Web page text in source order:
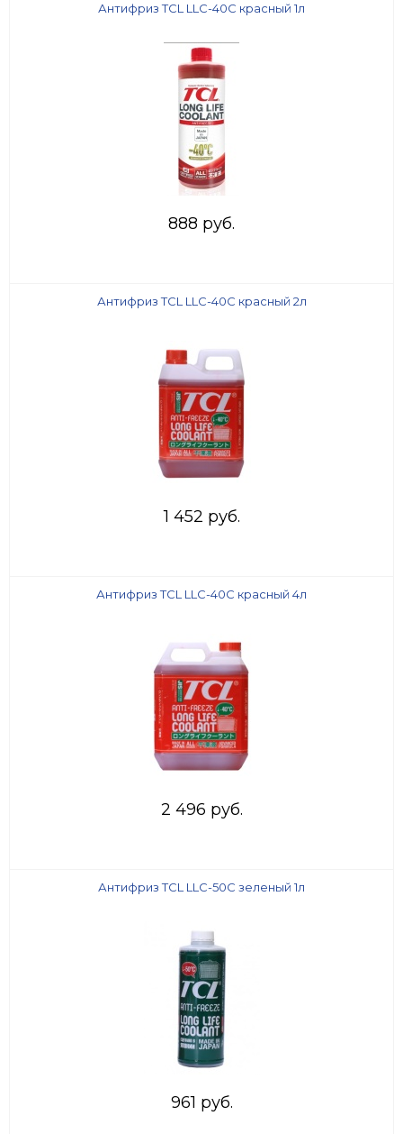
Антифриз TCL LLC-40C красный 1л
888 руб.
Антифриз TCL LLC-40C красный 2л
1 452 руб.
Антифриз TCL LLC-40C красный 4л
2 496 руб.
Антифриз TCL LLC-50C зеленый 1л
961 руб.